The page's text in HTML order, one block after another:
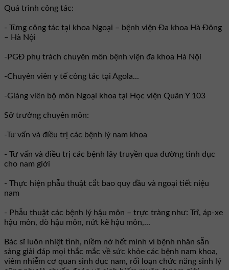
Quá trình công tác:
- Từng công tác tại khoa Ngoại – bệnh viện Đa khoa Hà Đông
– Hà Nội
-PGĐ phụ trách chuyên môn bệnh viện đa khoa Hà Nội
-Chuyên viên y tế công tác tại Agola...
-Giảng viên bộ môn Ngoại khoa tại Học viện Quân Y 103
Sở trưởng chuyên môn:
-Tư vấn và điều trị các bệnh lý nam khoa
- Tư vấn và điều trị các bệnh lây truyền qua đường tình dục
cho nam giới
- Thực hiện phẫu thuật cắt bao quy đầu và ngoại tiết niệu
nam
- Phẫu thuật các bệnh lý hậu môn – trực tràng như: Trĩ, áp-xe
hậu môn, dò hậu môn, nứt kẽ hậu môn,...
Bác sĩ luôn nhiệt tình, niềm nở hết mình vì bệnh nhân sẵn
sàng giải đáp mọi thắc mắc về sức khỏe các bệnh nam khoa,
viêm nhiễm cơ quan sinh dục nam, rối loạn chức năng sinh lý